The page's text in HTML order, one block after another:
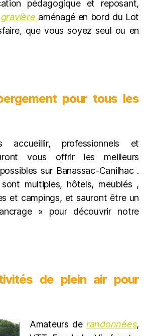
pédagogique et reposant,
aménagé en bord du Lot
que vous soyez seul ou en
pour tous les
professionnels et
vous offrir les meilleurs
possibles sur Banassac-Canilhac .
multiples, hôtels, meublés ,
et campings, et sauront être un
» pour découvrir notre
de plein air pour
Amateurs de randonnées,